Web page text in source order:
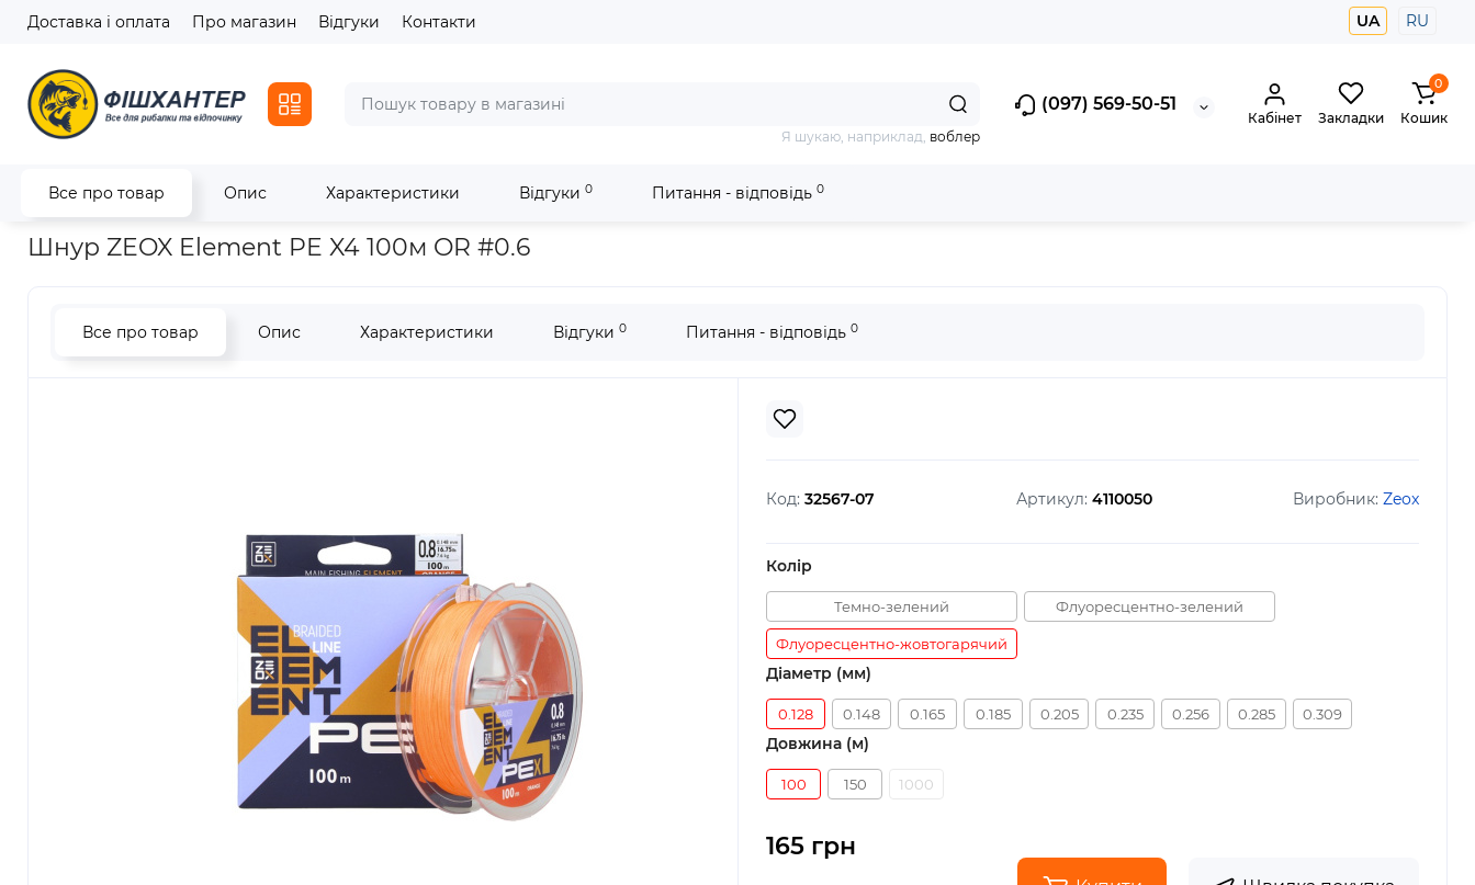
Доставка і оплата Про магазин Відгуки Контакти UA RU
(097) 569-50-51
Я шукаю, наприклад, воблер
Кабінет Закладки
0
Кошик
Все про товар Опис Характеристики Відгуки 0 Питання - відповідь 0
Головна Ліски / Шнури Шнури Шнур ZEOX Element PE X4 100м OR #0.6
Шнур ZEOX Element PE X4 100м OR #0.6
Все про товар Опис Характеристики Відгуки 0 Питання - відповідь 0
Код: 32567-07 Артикул: 4110050 Виробник: Zeox
Колір
Темно-зелений Флуоресцентно-зелений
Флуоресцентно-жовтогарячий
Діаметр (мм)
0.128 0.148 0.165 0.185 0.205 0.235 0.256 0.285 0.309
Довжина (м)
100 150 1000
165 грн